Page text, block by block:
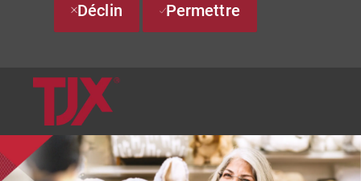
SKIP TO MAIN CONTENT
Déclin Permettre